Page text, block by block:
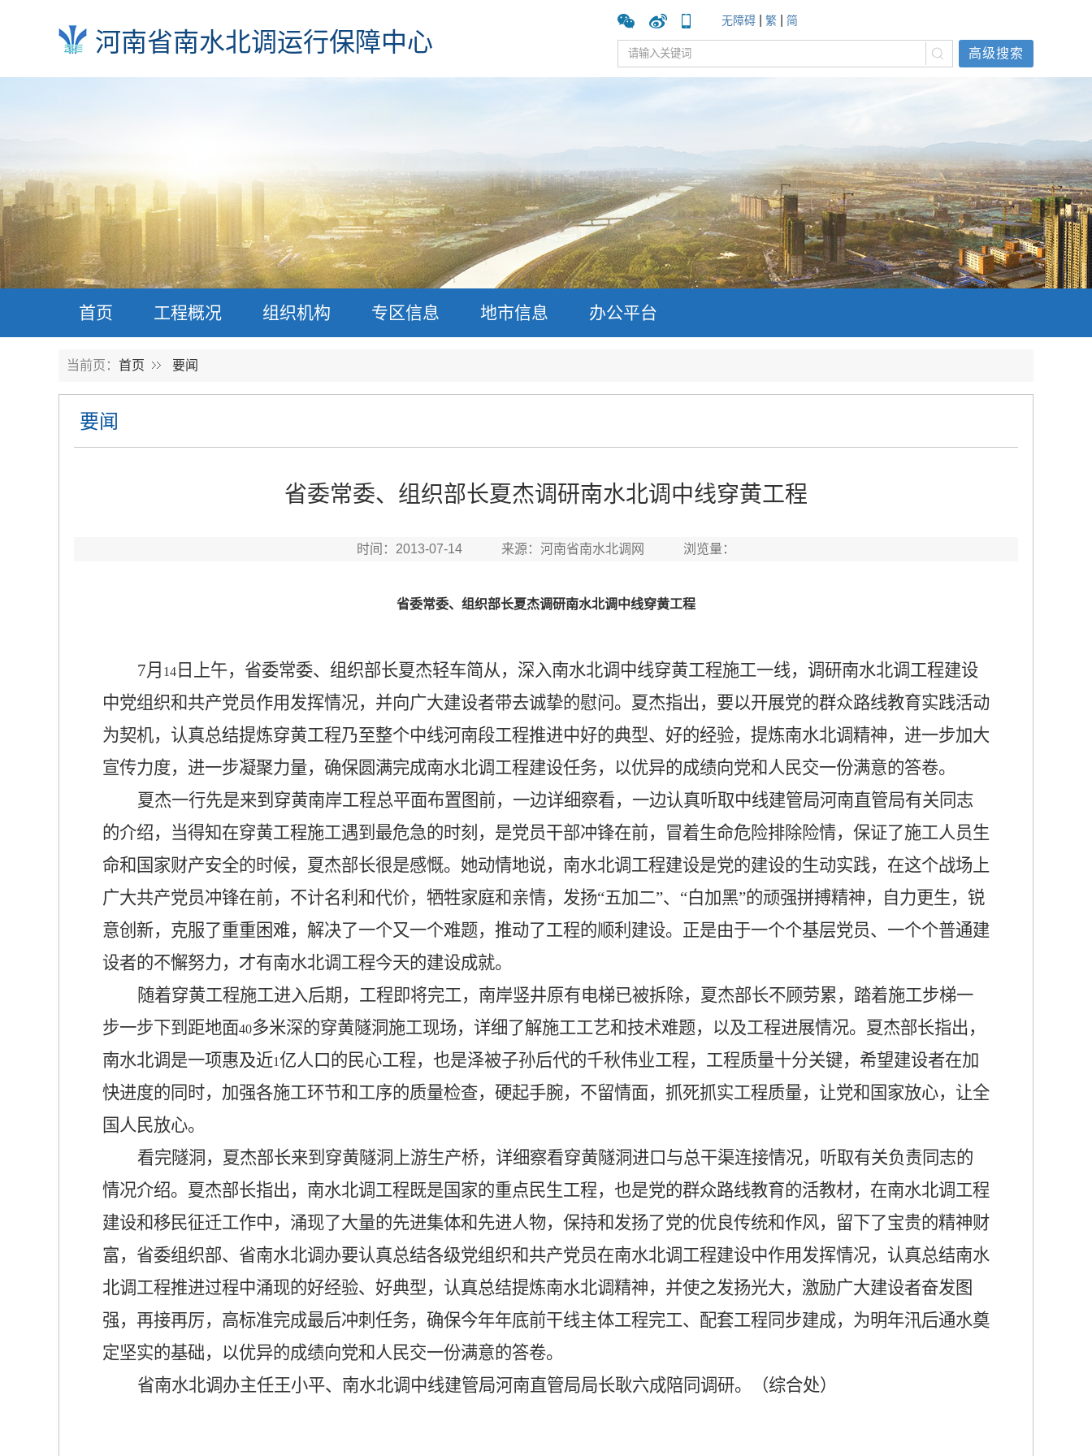
河南省南水北调运行保障中心
无障碍 繁 简
高级搜索
首页 工程概况 组织机构 专区信息 地市信息 办公平台
当前页： 首页 要闻
要闻
省委常委、组织部长夏杰调研南水北调中线穿黄工程
时间：2013-07-14 来源：河南省南水北调网 浏览量：
省委常委、组织部长夏杰调研南水北调中线穿黄工程
7月 14日上午，省委常委、组织部长夏杰轻车简从，深入南水北调中线穿黄工程施工一线，调研南水北调工程建设
中党组织和共产党员作用发挥情况，并向广大建设者带去诚挚的慰问。夏杰指出，要以开展党的群众路线教育实践活动
为契机，认真总结提炼穿黄工程乃至整个中线河南段工程推进中好的典型、好的经验，提炼南水北调精神，进一步加大
宣传力度，进一步凝聚力量，确保圆满完成南水北调工程建设任务，以优异的成绩向党和人民交一份满意的答卷。
夏杰一行先是来到穿黄南岸工程总平面布置图前，一边详细察看，一边认真听取中线建管局河南直管局有关同志
的介绍，当得知在穿黄工程施工遇到最危急的时刻，是党员干部冲锋在前，冒着生命危险排除险情，保证了施工人员生
命和国家财产安全的时候，夏杰部长很是感慨。她动情地说，南水北调工程建设是党的建设的生动实践，在这个战场上
广大共产党员冲锋在前，不计名利和代价，牺牲家庭和亲情，发扬“五加二”、“白加黑”的顽强拼搏精神，自力更生，锐
意创新，克服了重重困难，解决了一个又一个难题，推动了工程的顺利建设。正是由于一个个基层党员、一个个普通建
设者的不懈努力，才有南水北调工程今天的建设成就。
随着穿黄工程施工进入后期，工程即将完工，南岸竖井原有电梯已被拆除，夏杰部长不顾劳累，踏着施工步梯一
步一步下到距地面40多米深的穿黄隧洞施工现场，详细了解施工工艺和技术难题，以及工程进展情况。夏杰部长指出，
南水北调是一项惠及近1亿人口的民心工程，也是泽被子孙后代的千秋伟业工程，工程质量十分关键，希望建设者在加
快进度的同时，加强各施工环节和工序的质量检查，硬起手腕，不留情面，抓死抓实工程质量，让党和国家放心，让全
国人民放心。
看完隧洞，夏杰部长来到穿黄隧洞上游生产桥，详细察看穿黄隧洞进口与总干渠连接情况，听取有关负责同志的
情况介绍。夏杰部长指出，南水北调工程既是国家的重点民生工程，也是党的群众路线教育的活教材，在南水北调工程
建设和移民征迁工作中，涌现了大量的先进集体和先进人物，保持和发扬了党的优良传统和作风，留下了宝贵的精神财
富，省委组织部、省南水北调办要认真总结各级党组织和共产党员在南水北调工程建设中作用发挥情况，认真总结南水
北调工程推进过程中涌现的好经验、好典型，认真总结提炼南水北调精神，并使之发扬光大，激励广大建设者奋发图
强，再接再厉，高标准完成最后冲刺任务，确保今年年底前干线主体工程完工、配套工程同步建成，为明年汛后通水奠
定坚实的基础，以优异的成绩向党和人民交一份满意的答卷。
省南水北调办主任王小平、南水北调中线建管局河南直管局局长耿六成陪同调研。（综合处）